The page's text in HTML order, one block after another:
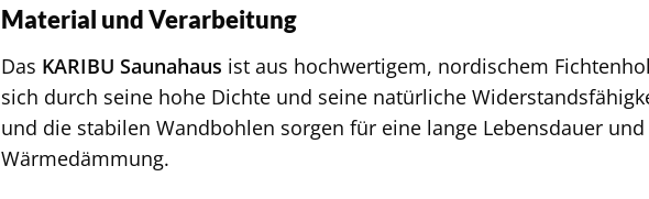
Material und Verarbeitung
Das KARIBU Saunahaus ist aus hochwertigem, nordischem
sich durch seine hohe Dichte und seine natürliche
und die stabilen Wandbohlen sorgen für eine lange Lebensdauer
Wärmedämmung.